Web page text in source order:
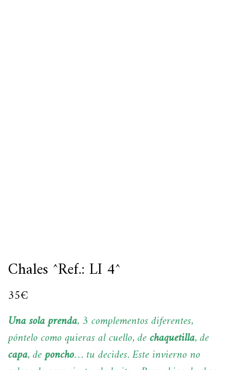
Chales ^Ref.: LI 4^
35€
Una sola prenda, 3 complementos diferentes,
póntelo como quieras al cuello, dechaquetilla, de
capa, deponcho… tu decides. Este invierno no